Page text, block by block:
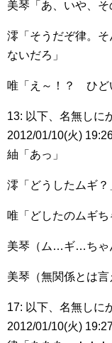
美琴「あ、いや、
澪「そうだぞ律。
ないだろ」
唯「え～！？ ひど
13: 以下、名無しに
2012/01/10(火)
紬「あっ」
澪「どうしたムギ？
唯「どしたのムギち
美琴（ム…ギ…ちゃ
美琴（無関係とは
17: 以下、名無しに
2012/01/10(火)